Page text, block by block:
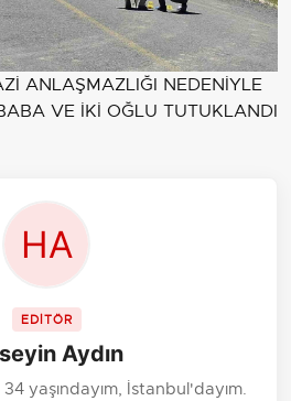
ANLAŞMAZLIĞI NEDENİYLE
VE İKİ OĞLU TUTUKLANDI
EDİTÖR
Aydın
yaşındayım, İstanbul'dayım.